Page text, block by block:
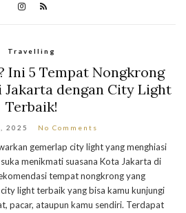
Travelling
Ini 5 Tempat Nongkrong
Jakarta dengan City Light
Terbaik!
2025 No Comments
gemerlap city light yang menghiasi
menikmati suasana Kota Jakarta di
tempat nongkrong yang
light terbaik yang bisa kamu kunjungi
pacar, ataupun kamu sendiri. Terdapat